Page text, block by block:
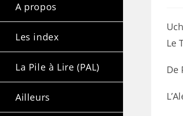
A propos
Les index
La Pile à Lire (PAL)
Ailleurs
Le
De